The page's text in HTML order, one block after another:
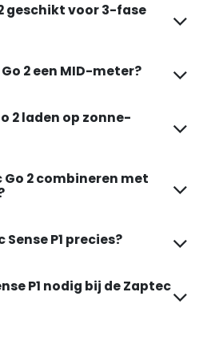
geschikt voor 3-fase
2 een MID-meter?
2 laden op zonne-
Go 2 combineren met
P1 precies?
P1 nodig bij de Zaptec